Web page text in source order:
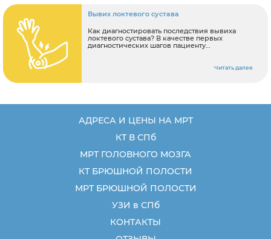
Вывих локтевого сустава
Как диагностировать последствия вывиха
локтевого сустава? В качестве первых
диагностических шагов пациенту
Читать далее
АДРЕСА И ЦЕНЫ НА МРТ
КТ В СПб
МРТ ГОЛОВНОГО МОЗГА
КТ БРЮШНОЙ ПОЛОСТИ
МРТ БРЮШНОЙ ПОЛОСТИ
УЗИ в СПб
КОНТАКТЫ